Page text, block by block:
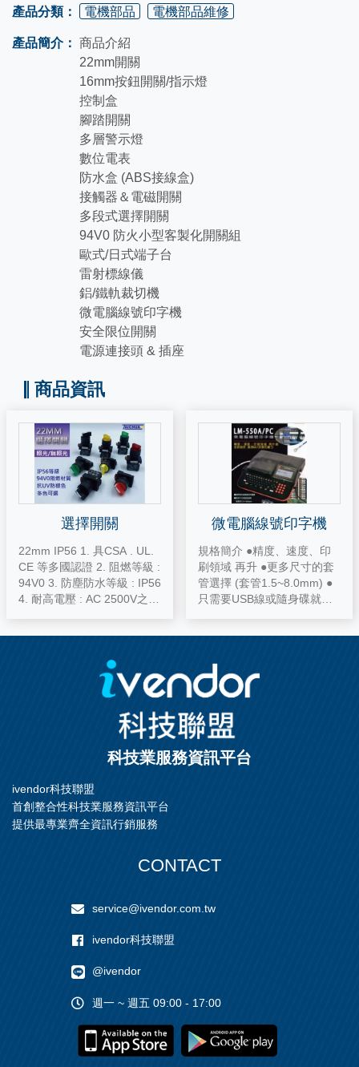
產品分類： 電機部品 電機部品維修
產品簡介： 商品介紹
22mm開關
16mm按鈕開關/指示燈
控制盒
腳踏開關
多層警示燈
數位電表
防水盒 (ABS接線盒)
接觸器＆電磁開關
多段式選擇開關
94V0 防火小型客製化開關組
歐式/日式端子台
雷射標線儀
鋁/鐵軌裁切機
微電腦線號印字機
安全限位開關
電源連接頭 & 插座
商品資訊
選擇開關
22mm IP56 1. 具CSA . UL.
CE 等多國認證 2. 阻燃等級 :
94V0 3. 防塵防水等級 : IP56
4. 耐高電壓 : AC 2500V之測
壽命 : 10萬次以上 7. 使用溫
度 : -20~70℃ ( -4~158℉ )
8. 額定電壓/電流 : Ui : 600V
微電腦線號印字機
規格簡介 ●精度、速度、印
刷領域 再升 ●更多尺寸的套
管選擇 (套管1.5~8.0mm) ●
只需要USB線或隨身碟就可
科技業服務資訊平台
ivendor科技聯盟
首創整合性科技業服務資訊平台
提供最專業齊全資訊行銷服務
CONTACT
service@ivendor.com.tw
ivendor科技聯盟
@ivendor
週一 ~ 週五 09:00 - 17:00